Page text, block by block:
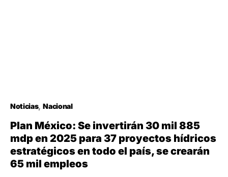
Noticias Nacional
Plan México: Se invertirán 30 mil 885
mdp en 2025 para 37 proyectos hídricos
estratégicos en todo el país, se crearán
65 mil empleos